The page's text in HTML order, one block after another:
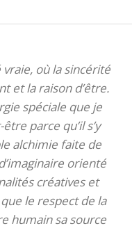
vraie, où la sincérité
et la raison d’être.
spéciale que je
parce qu’il s’y
alchimie faite de
orienté
créatives et
le respect de la
humain sa source